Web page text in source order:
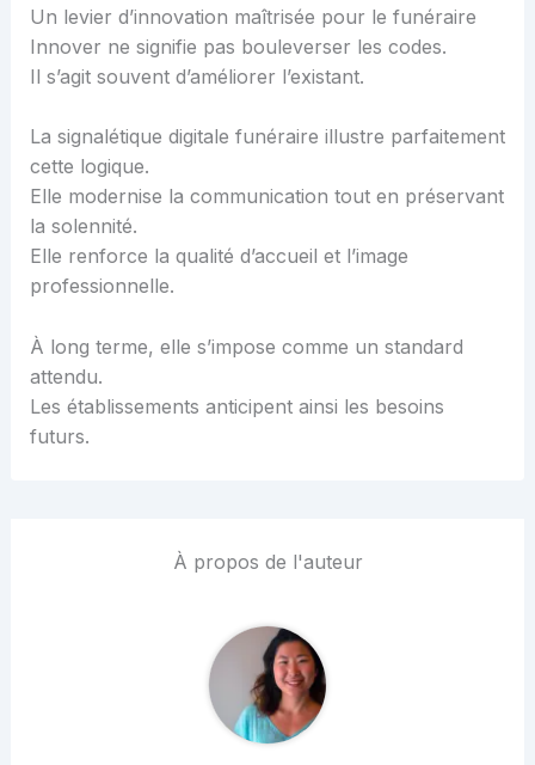
Un levier d’innovation maîtrisée pour le funéraire
Innover ne signifie pas bouleverser les codes.
Il s’agit souvent d’améliorer l’existant.
La signalétique digitale funéraire illustre parfaitement
cette logique.
Elle modernise la communication tout en préservant
la solennité.
Elle renforce la qualité d’accueil et l’image
professionnelle.
À long terme, elle s’impose comme un standard
attendu.
Les établissements anticipent ainsi les besoins
futurs.
À propos de l'auteur